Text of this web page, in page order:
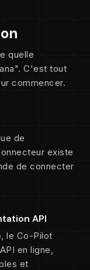
quelle
C'est tout
commencer.
de
existe
de connecter
API
le Co-Pilot
en ligne,
et